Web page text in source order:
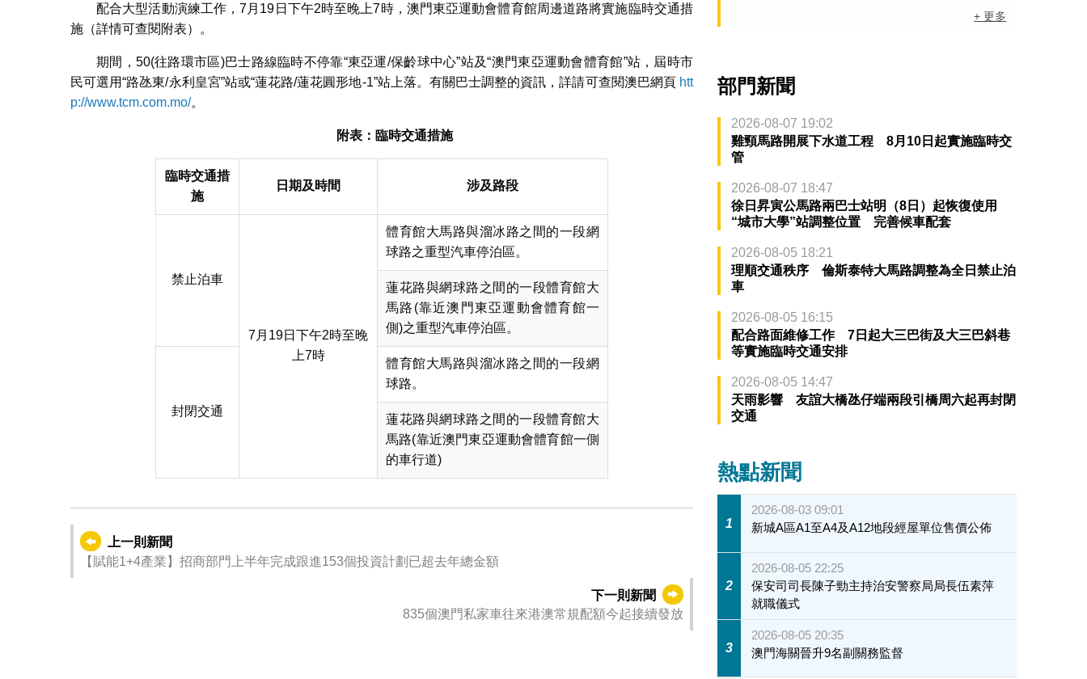
配合大型活動演練工作，7月19日下午2時至晚上7時，澳門東亞運動會體育館周邊道路將實施臨時交通措
施（詳情可查閱附表）。
期間，50(往路環市區)巴士路線臨時不停靠“東亞運/保齡球中心”站及“澳門東亞運動會體育館”站，屆時市
民可選用“路氹東/永利皇宮”站或“蓮花路/蓮花圓形地-1”站上落。有關巴士調整的資訊，詳請可查閱澳巴網頁 htt
p://www.tcm.com.mo/。
附表： 臨時交通措施
臨時交通措
施
日期及時間 涉及路段
禁止泊車
7月19日下午2時至晚
上7時
體育館大馬路與溜冰路之間的一段網
球路之重型汽車停泊區。
蓮花路與網球路之間的一段體育館大
馬路(靠近澳門東亞運動會體育館一
側)之重型汽車停泊區。
封閉交通
體育館大馬路與溜冰路之間的一段網
球路。
蓮花路與網球路之間的一段體育館大
馬路(靠近澳門東亞運動會體育館一側
的車行道)
上一則新聞
【賦能1+4產業】招商部門上半年完成跟進153個投資計劃已超去年總金額
下一則新聞
835個澳門私家車往來港澳常規配額今起接續發放
+ 更多
部門新聞
2026-08-07 19:02
雞頸馬路開展下水道工程 8月10日起實施臨時交
管
2026-08-07 18:47
徐日昇寅公馬路兩巴士站明（8日）起恢復使用
“城市大學”站調整位置 完善候車配套
2026-08-05 18:21
理順交通秩序 倫斯泰特大馬路調整為全日禁止泊
車
2026-08-05 16:15
配合路面維修工作 7日起大三巴街及大三巴斜巷
等實施臨時交通安排
2026-08-05 14:47
天雨影響 友誼大橋氹仔端兩段引橋周六起再封閉
交通
熱點新聞
1
2026-08-03 09:01
新城A區A1至A4及A12地段經屋單位售價公佈
2
2026-08-05 22:25
保安司司長陳子勁主持治安警察局局長伍素萍
就職儀式
3
2026-08-05 20:35
澳門海關晉升9名副關務監督